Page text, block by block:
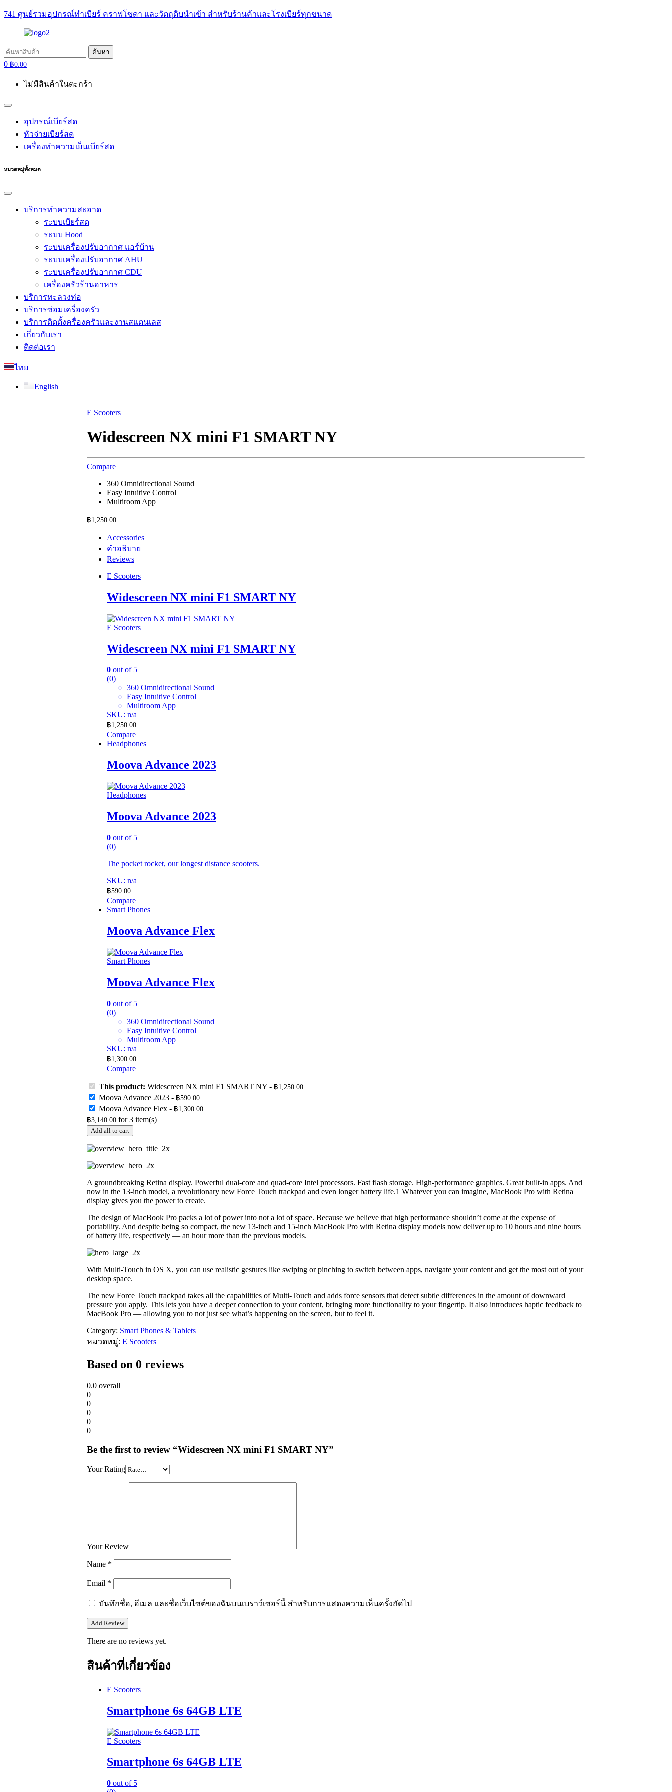
741 ศูนย์รวมอุปกรณ์ทำเบียร์ คราฟโซดา และวัตถุดิบนำเข้า สำหรับร้านค้าและโรงเบียร์ทุกขนาด
ค้นหา: ค้นหา
0 ฿0.00
ไม่มีสินค้าในตะกร้า
อุปกรณ์เบียร์สด
หัวจ่ายเบียร์สด
เครื่องทำความเย็นเบียร์สด
หมวดหมู่ทั้งหมด
บริการทำความสะอาด
ระบบเบียร์สด
ระบบ Hood
ระบบเครื่องปรับอากาศ แอร์บ้าน
ระบบเครื่องปรับอากาศ AHU
ระบบเครื่องปรับอากาศ CDU
เครื่องครัวร้านอาหาร
บริการทะลวงท่อ
บริการซ่อมเครื่องครัว
บริการติดตั้งครื่องครัวและงานสแตนเลส
เกี่ยวกับเรา
ติดต่อเรา
ไทย
English
E Scooters
Widescreen NX mini F1 SMART NY
Compare
360 Omnidirectional Sound
Easy Intuitive Control
Multiroom App
฿1,250.00
Accessories
คำอธิบาย
Reviews
E Scooters
Widescreen NX mini F1 SMART NY
E Scooters
Widescreen NX mini F1 SMART NY
0 out of 5
(0)
360 Omnidirectional Sound
Easy Intuitive Control
Multiroom App
SKU: n/a
฿1,250.00
Compare
Headphones
Moova Advance 2023
Headphones
Moova Advance 2023
0 out of 5
(0)
The pocket rocket, our longest distance scooters.
SKU: n/a
฿590.00
Compare
Smart Phones
Moova Advance Flex
Smart Phones
Moova Advance Flex
0 out of 5
(0)
360 Omnidirectional Sound
Easy Intuitive Control
Multiroom App
SKU: n/a
฿1,300.00
Compare
This product: Widescreen NX mini F1 SMART NY - ฿1,250.00
Moova Advance 2023 - ฿590.00
Moova Advance Flex - ฿1,300.00
฿3,140.00 for3 item(s)
Add all to cart
A groundbreaking Retina display. Powerful dual-core and quad-core Intel processors. Fast flash storage. High-performance graphics. Great built-in apps. And
now in the 13-inch model, a revolutionary new Force Touch trackpad and even longer battery life.1 Whatever you can imagine, MacBook Pro with Retina
display gives you the power to create.
The design of MacBook Pro packs a lot of power into not a lot of space. Because we believe that high performance shouldn’t come at the expense of
portability. And despite being so compact, the new 13-inch and 15-inch MacBook Pro with Retina display models now deliver up to 10 hours and nine hours
of battery life, respectively — an hour more than the previous models.
With Multi-Touch in OS X, you can use realistic gestures like swiping or pinching to switch between apps, navigate your content and get the most out of your
desktop space.
The new Force Touch trackpad takes all the capabilities of Multi-Touch and adds force sensors that detect subtle differences in the amount of downward
pressure you apply. This lets you have a deeper connection to your content, bringing more functionality to your fingertip. It also introduces haptic feedback to
MacBook Pro — allowing you to not just see what’s happening on the screen, but to feel it.
Category: Smart Phones & Tablets
หมวดหมู่: E Scooters
Based on 0 reviews
0.0 overall
0
0
0
0
0
Be the first to review “Widescreen NX mini F1 SMART NY”
Your Rating
Your Review
Name *
Email *
บันทึกชื่อ, อีเมล และชื่อเว็บไซต์ของฉันบนเบราว์เซอร์นี้ สำหรับการแสดงความเห็นครั้งถัดไป
There are no reviews yet.
สินค้าที่เกี่ยวข้อง
E Scooters
Smartphone 6s 64GB LTE
E Scooters
Smartphone 6s 64GB LTE
0 out of 5